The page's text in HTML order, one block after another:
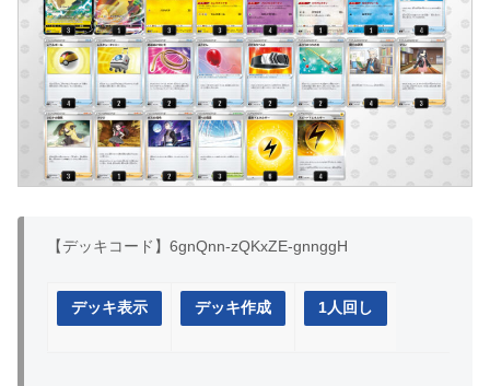
【デッキコード】6gnQnn-zQKxZE-gnnggH
デッキ表示 デッキ作成 1人回し